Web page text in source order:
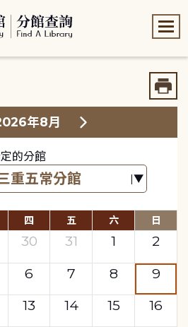
年8月
的分館
四 五 六 日
30 31 1
2
6 7 8
9
13 14 15
16